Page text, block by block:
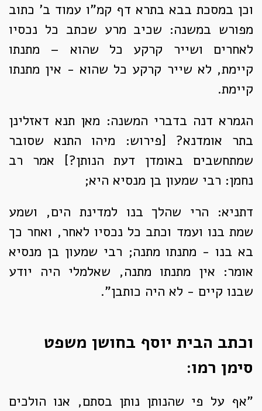
וכן במסכת בבא בתרא דף קמ"ו עמוד ב' כתוב
מפורש במשנה: שכיב מרע שכתב כל נכסיו
לאחרים ושייר קרקע כל שהוא – מתנתו
קיימת, לא שייר קרקע כל שהוא - אין מתנתו
קיימת.
הגמרא דנה בדברי המשנה: מאן תנא דאזלינן
בתר אומדנא? [פירוש: מיהו התנא שסובר
שמתחשבים באומדן דעת הנותן?] אמר רב
נחמן: רבי שמעון בן מנסיא היא;
דתניא: הרי שהלך בנו למדינת הים, ושמע
שמת בנו ועמד וכתב כל נכסיו לאחר, ואחר כך
בא בנו - מתנתו מתנה; רבי שמעון בן מנסיא
אומר: אין מתנתו מתנה, שאלמלי היה יודע
שבנו קיים - לא היה כותבן".
וכתב הבית יוסף בחושן משפט
סימן רמו:
"אף על פי שהנותן נותן בסתם, אנו הולכים